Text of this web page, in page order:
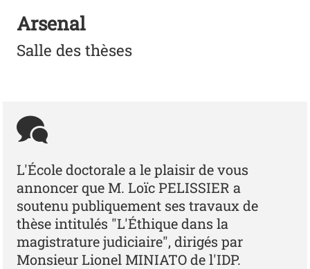
Arsenal
Salle des thèses
L'École doctorale a le plaisir de vous
annoncer que M. Loïc PELISSIER a
soutenu publiquement ses travaux de
thèse intitulés "L'Éthique dans la
magistrature judiciaire", dirigés par
Monsieur Lionel MINIATO de l'IDP.